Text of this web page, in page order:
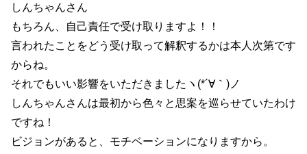
しんちゃんさん
もちろん、自己責任で受け取りますよ！！
言われたことをどう受け取って解釈するかは本人次第です
からね。
それでもいい影響をいただきましたヽ(*´∀｀)ノ
しんちゃんさんは最初から色々と思案を巡らせていたわけ
ですね！
ビジョンがあると、モチベーションになりますから。